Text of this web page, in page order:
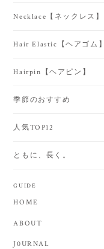
Necklace【ネックレス】
Hair Elastic【ヘアゴム】
Hairpin【ヘアピン】
季節のおすすめ
人気TOP12
ともに、長く。
GUIDE
HOME
ABOUT
J0URNAL